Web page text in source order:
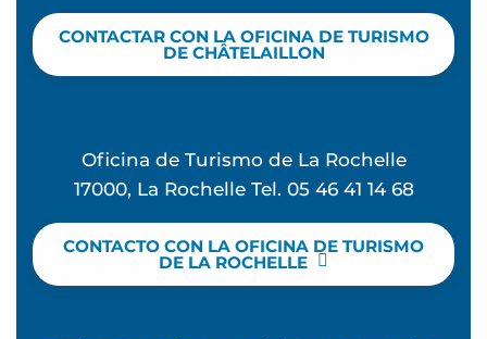
CONTACTAR CON LA OFICINA DE TURISMO
DE CHÂTELAILLON
Oficina de Turismo de La Rochelle
17000, La Rochelle Tel. 05 46 41 14 68
CONTACTO CON LA OFICINA DE TURISMO
DE LA ROCHELLE